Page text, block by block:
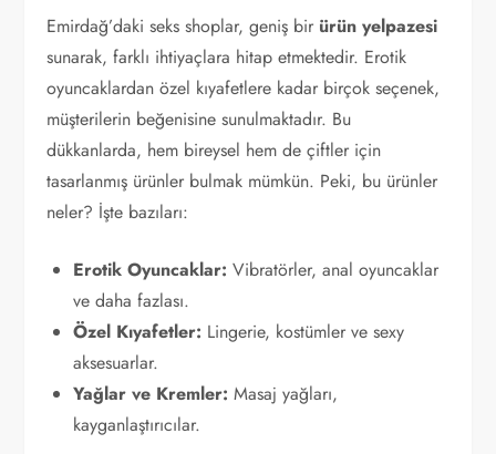
Emirdağ’daki seks shoplar, geniş bir ürün yelpazesi
sunarak, farklı ihtiyaçlara hitap etmektedir. Erotik
oyuncaklardan özel kıyafetlere kadar birçok seçenek,
müşterilerin beğenisine sunulmaktadır. Bu
dükkanlarda, hem bireysel hem de çiftler için
tasarlanmış ürünler bulmak mümkün. Peki, bu ürünler
neler? İşte bazıları:
Erotik Oyuncaklar: Vibratörler, anal oyuncaklar
ve daha fazlası.
Özel Kıyafetler: Lingerie, kostümler ve sexy
aksesuarlar.
Yağlar ve Kremler: Masaj yağları,
kayganlaştırıcılar.